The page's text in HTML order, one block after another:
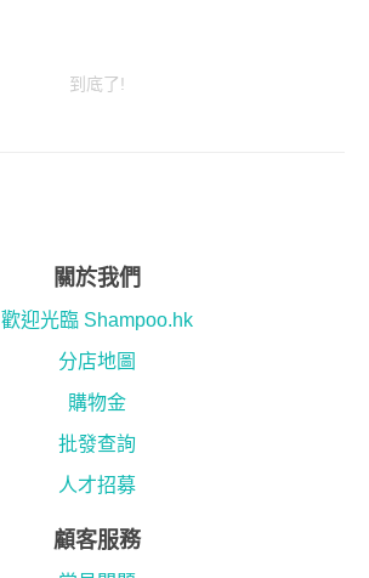
到底了!
關於我們
歡迎光臨 Shampoo.hk
分店地圖
購物金
批發查詢
人才招募
顧客服務